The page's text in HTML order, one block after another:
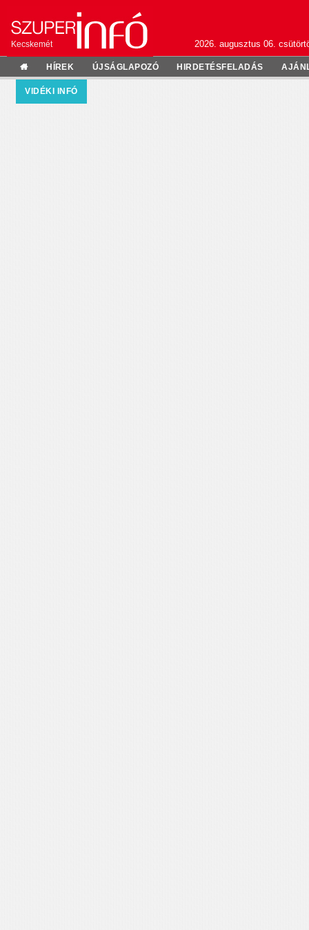
Kecskemét 2026. augusztus 06.
HÍREK ÚJSÁGLAPOZÓ HIRDETÉSFELADÁS
VIDÉKI INFÓ